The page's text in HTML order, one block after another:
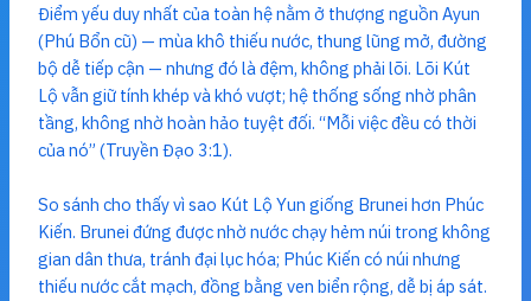
Điểm yếu duy nhất của toàn hệ nằm ở thượng nguồn Ayun
(Phú Bổn cũ) — mùa khô thiếu nước, thung lũng mở, đường
bộ dễ tiếp cận — nhưng đó là đệm, không phải lõi. Lõi Kút
Lộ vẫn giữ tính khép và khó vượt; hệ thống sống nhờ phân
tầng, không nhờ hoàn hảo tuyệt đối. “Mỗi việc đều có thời
của nó” (Truyền Đạo 3:1).
So sánh cho thấy vì sao Kút Lộ Yun giống Brunei hơn Phúc
Kiến. Brunei đứng được nhờ nước chạy hẻm núi trong không
gian dân thưa, tránh đại lục hóa; Phúc Kiến có núi nhưng
thiếu nước cắt mạch, đồng bằng ven biển rộng, dễ bị áp sát.